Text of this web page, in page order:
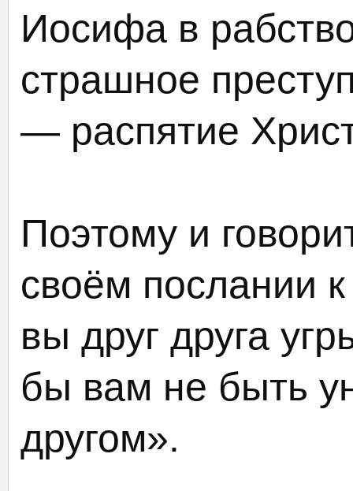
Иосифа в
страшное
— распятие
Поэтому и
своём послании
вы друг друга
бы вам не быть
другом».